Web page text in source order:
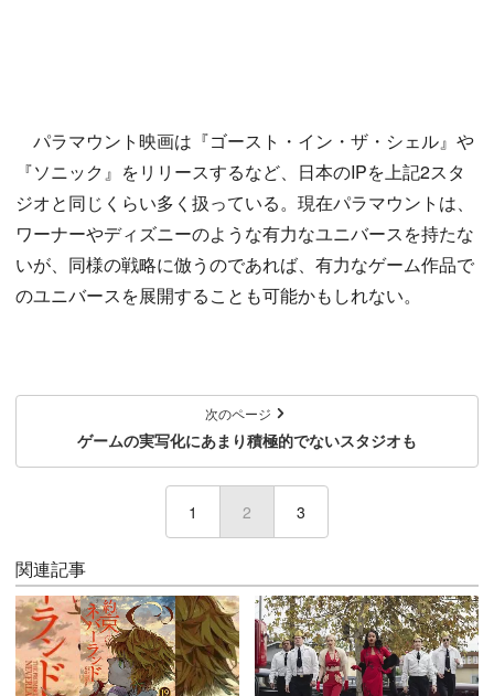
パラマウント映画は『ゴースト・イン・ザ・シェル』や
『ソニック』をリリースするなど、日本のIPを上記2スタ
ジオと同じくらい多く扱っている。現在パラマウントは、
ワーナーやディズニーのような有力なユニバースを持たな
いが、同様の戦略に倣うのであれば、有力なゲーム作品で
のユニバースを展開することも可能かもしれない。
次のページ
ゲームの実写化にあまり積極的でないスタジオも
1 2 (current)
3
関連記事